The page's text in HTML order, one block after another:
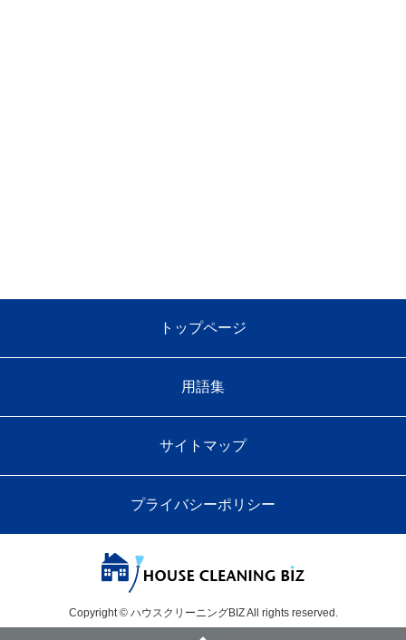
トップページ
用語集
サイトマップ
プライバシーポリシー
Copyright © ハウスクリーニングBIZ All rights reserved.